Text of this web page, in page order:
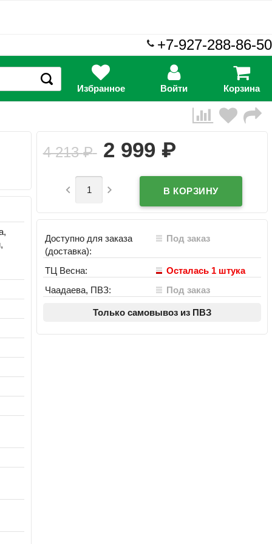
+7-927-288-86-50
Избранное Войти Корзина
4 213₽ 2 999 ₽
 
Доступно для заказа
(доставка):
Под заказ
ТЦ Весна:
Осталась 1 штука
Чаадаева, ПВЗ:
Под заказ
Только самовывоз из ПВЗ